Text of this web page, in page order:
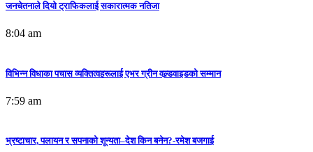
जनचेतनाले दियो ट्राफिकलाई सकारात्मक नतिजा
8:04 am
विभिन्न विधाका पचास व्यक्तित्वहरूलाई एभर ग्रीन वल्र्डवाइडको सम्मान
7:59 am
भ्रष्टाचार, पलायन र सपनाको शून्यता–देश किन बनेन?-रमेश बजगाई